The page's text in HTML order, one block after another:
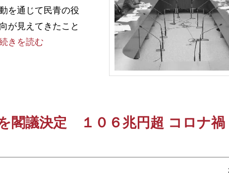
を通じて民青の役
が見えてきたこと
きを読む
閣議決定 １０６兆円超 コロナ